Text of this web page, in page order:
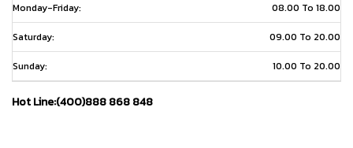
Monday-Friday: 08.00 To 18.00
Saturday: 09.00 To 20.00
Sunday: 10.00 To 20.00
Hot Line:(400)888 868 848